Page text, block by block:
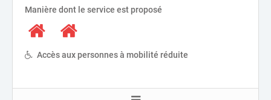
Manière dont le service est proposé
Accès aux personnes à mobilité réduite